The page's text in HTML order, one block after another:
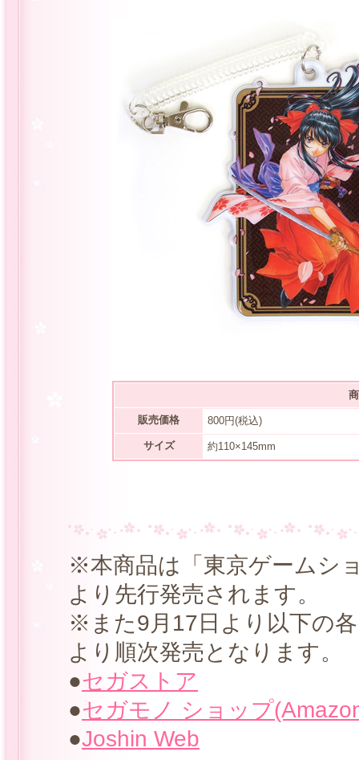
販売価格 800円(税込)
サイズ 約110×145mm
※本商品は「東京ゲームシ
より先行発売されます。
※また9月17日より以下の
より順次発売となります。
●セガストア
●セガモノ ショップ
●Joshin Web